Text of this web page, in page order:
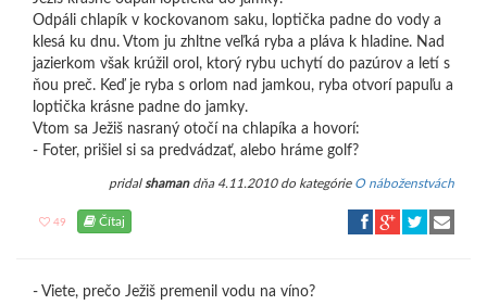
Odpáli chlapík v kockovanom saku, loptička padne do vody a
klesá ku dnu. Vtom ju zhltne veľká ryba a pláva k hladine. Nad
jazierkom však krúžil orol, ktorý rybu uchytí do pazúrov a letí s
ňou preč. Keď je ryba s orlom nad jamkou, ryba otvorí papuľu a
loptička krásne padne do jamky.
Vtom sa Ježiš nasraný otočí na chlapíka a hovorí:
- Foter, prišiel si sa predvádzať, alebo hráme golf?
pridal shamandňa 4.11.2010 do kategórie O náboženstvách
49 Čítaj
- Viete, prečo Ježiš premenil vodu na víno?